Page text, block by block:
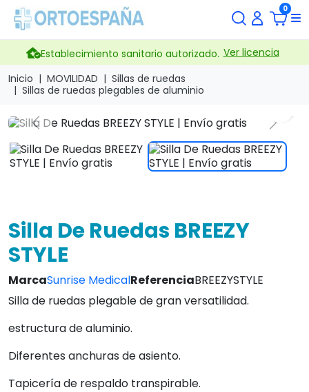
0
Establecimiento sanitario autorizado. Ver licencia
Inicio
MOVILIDAD
Sillas de ruedas
Sillas de ruedas plegables de aluminio
Previous Next
Silla De Ruedas BREEZY
STYLE
MarcaSunrise MedicalReferenciaBREEZYSTYLE
Silla de ruedas plegable de gran versatilidad.
estructura de aluminio.
Diferentes anchuras de asiento.
Tapicería de respaldo transpirable.